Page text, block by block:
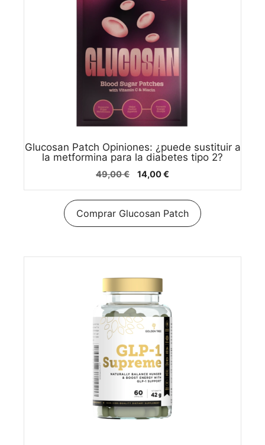
Glucosan Patch Opiniones: ¿puede sustituir a
la metformina para la diabetes tipo 2?
49,00€
El
original
era:
14,00€
actual
es:
14,00 €.
Comprar Glucosan Patch